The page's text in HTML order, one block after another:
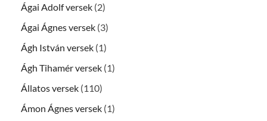
Ágai Adolf versek (2)
Ágai Ágnes versek (3)
Ágh István versek (1)
Ágh Tihamér versek (1)
Állatos versek (110)
Ámon Ágnes versek (1)